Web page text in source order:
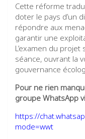
Cette réforme
doter le pays d’un
répondre aux
garantir une
L’examen du
séance, ouvrant la
gouvernance
Pour ne rien
groupe WhatsApp
https://
mode=wwt